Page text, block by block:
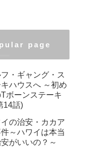
page
フ・ギャング・ス
ハウスへ ～初め
ボーンステーキ
14話)
の治安・カカア
件～ハワイは本当
がいいの？～